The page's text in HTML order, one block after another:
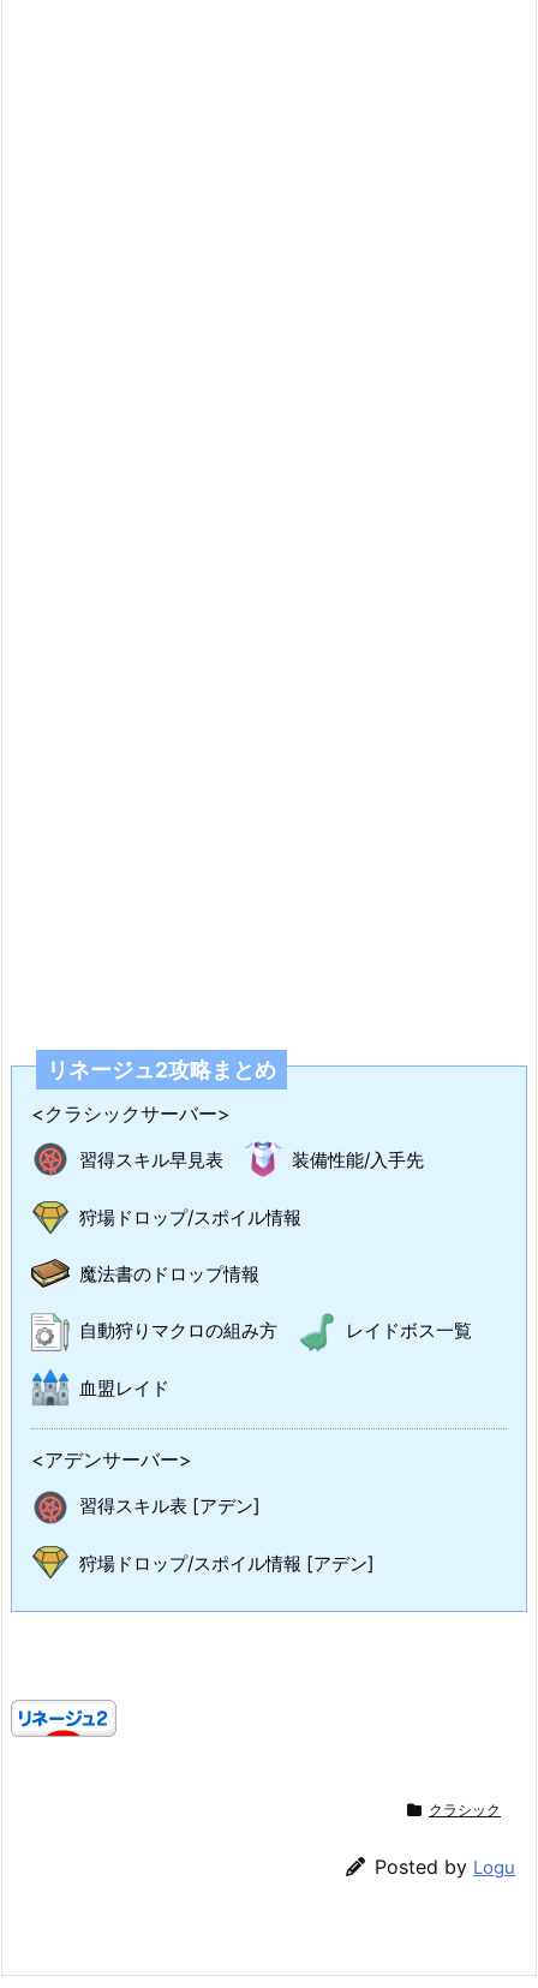
リネージュ2攻略まとめ
<クラシックサーバー>
習得スキル早見表 装備性能/入手先
狩場ドロップ/スポイル情報
魔法書のドロップ情報
自動狩りマクロの組み方 レイドボス一覧
血盟レイド
<アデンサーバー>
習得スキル表 [アデン]
狩場ドロップ/スポイル情報 [アデン]
クラシック
Posted by Logu